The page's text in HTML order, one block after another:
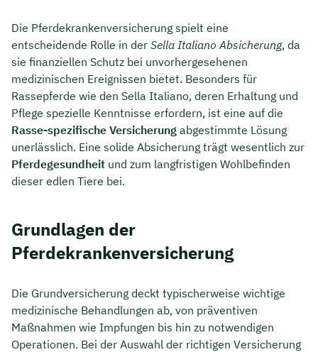
Die Pferdekrankenversicherung spielt eine
entscheidende Rolle in der Sella Italiano Absicherung, da
sie finanziellen Schutz bei unvorhergesehenen
medizinischen Ereignissen bietet. Besonders für
Rassepferde wie den Sella Italiano, deren Erhaltung und
Pflege spezielle Kenntnisse erfordern, ist eine auf die
Rasse-spezifische Versicherung abgestimmte Lösung
unerlässlich. Eine solide Absicherung trägt wesentlich zur
Pferdegesundheit und zum langfristigen Wohlbefinden
dieser edlen Tiere bei.
Grundlagen der
Pferdekrankenversicherung
Die Grundversicherung deckt typischerweise wichtige
medizinische Behandlungen ab, von präventiven
Maßnahmen wie Impfungen bis hin zu notwendigen
Operationen. Bei der Auswahl der richtigen Versicherung